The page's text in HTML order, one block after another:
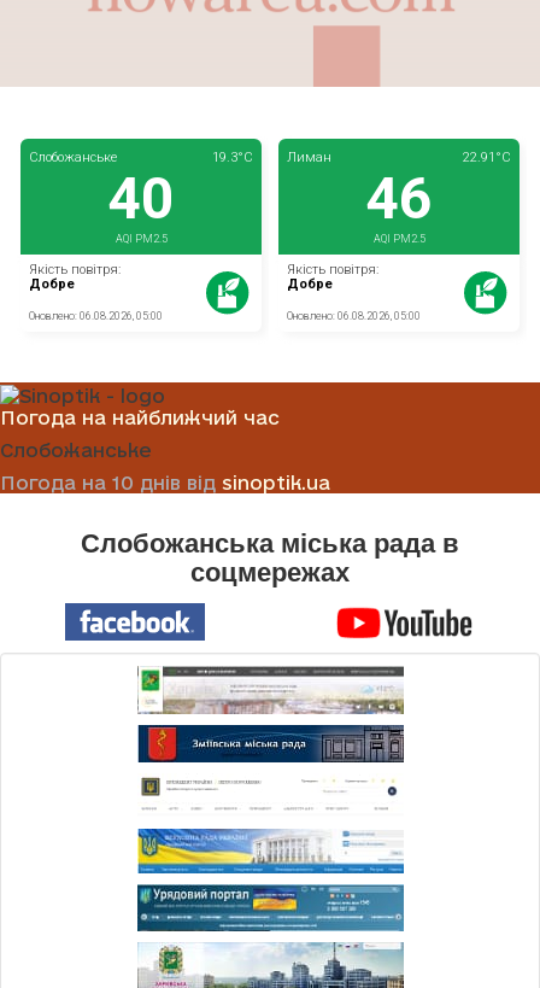
Погода на найближчий час
Слобожанське
Погода на 10 днів від sinoptik.ua
Слобожанська міська рада в
соцмережах